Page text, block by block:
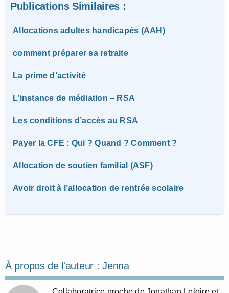
Publications Similaires :
Allocations adultes handicapés (AAH)
comment préparer sa retraite
La prime d’activité
L’instance de médiation – RSA
Les conditions d’accès au RSA
Payer la CFE : Qui ? Quand ? Comment ?
Allocation de soutien familial (ASF)
Avoir droit à l’allocation de rentrée scolaire
À propos de l'auteur :Jenna